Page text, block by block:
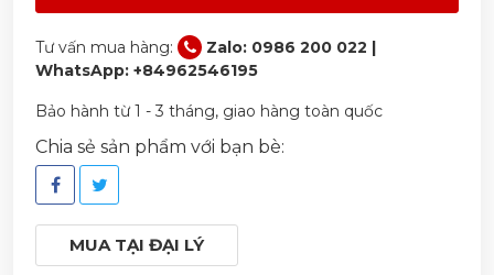
Tư vấn mua hàng:
Zalo: 0986 200 022 |
WhatsApp: +84962546195
Bảo hành từ 1 - 3 tháng, giao hàng toàn quốc
Chia sẻ sản phẩm với bạn bè:
MUA TẠI ĐẠI LÝ